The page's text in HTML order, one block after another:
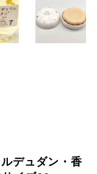
デュダン・香